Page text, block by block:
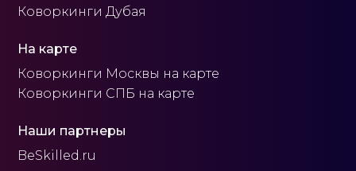
Коворкинги Дубая
На карте
Коворкинги Москвы на карте
Коворкинги СПБ на карте
Наши партнеры
BeSkilled.ru